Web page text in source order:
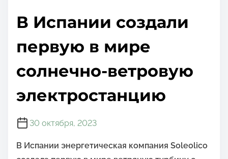
В Испании создали
первую в мире
солнечно-ветровую
электростанцию
30 октября, 2023
В Испании энергетическая компания Soleolico